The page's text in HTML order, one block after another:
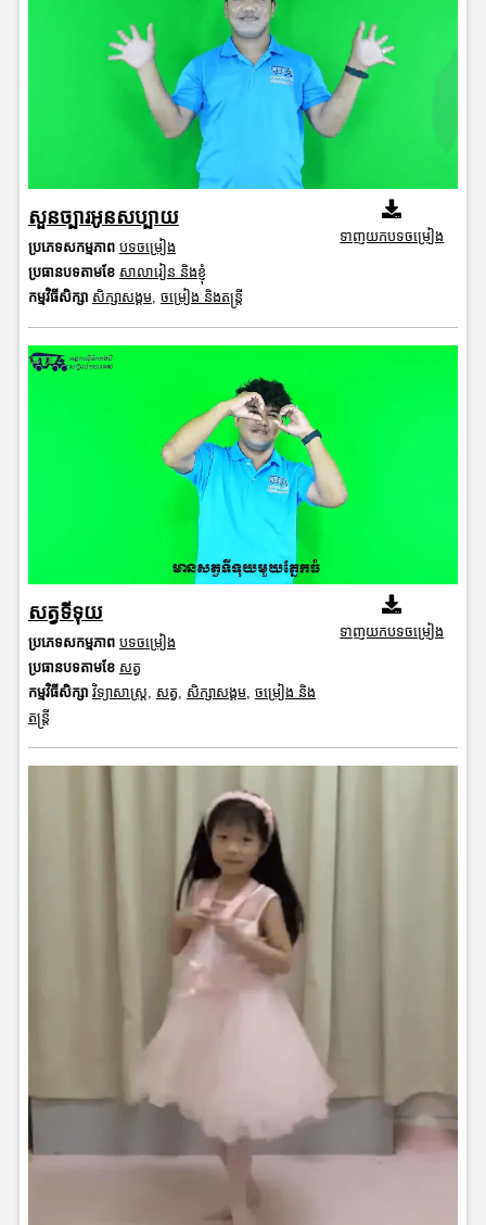
សួនច្បារអូនសប្បាយ
ប្រភេទសកម្មភាព បទចម្រៀង
ប្រធានបទតាមខែ សាលារៀន និងខ្ញុំ
កម្មវិធីសិក្សា សិក្សាសង្គម, ចម្រៀង និងតន្ត្រី
ទាញយកបទចម្រៀង
សត្វទីទុយ
ប្រភេទសកម្មភាព បទចម្រៀង
ប្រធានបទតាមខែ សត្វ
កម្មវិធីសិក្សា វិទ្យាសាស្រ្ត, សត្វ, សិក្សាសង្គម, ចម្រៀង និង
តន្ត្រី
ទាញយកបទចម្រៀង